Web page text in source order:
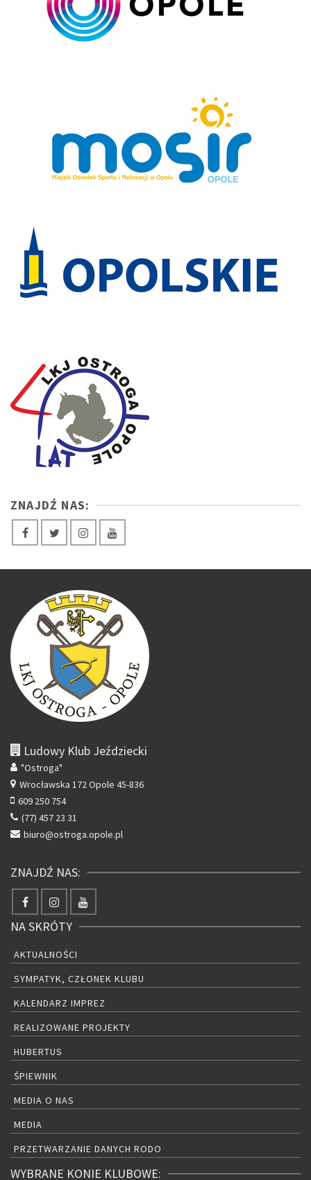
ZNAJDŹ NAS:
Ludowy Klub Jeździecki
"Ostroga"
Wrocławska 172Opole 45-836
609 250 754
(77) 457 23 31
biuro@ostroga.opole.pl
ZNAJDŹ NAS:
NA SKRÓTY
AKTUALNOŚCI
SYMPATYK, CZŁONEK KLUBU
KALENDARZ IMPREZ
REALIZOWANE PROJEKTY
HUBERTUS
ŚPIEWNIK
MEDIA O NAS
MEDIA
PRZETWARZANIE DANYCH RODO
WYBRANE KONIE KLUBOWE: